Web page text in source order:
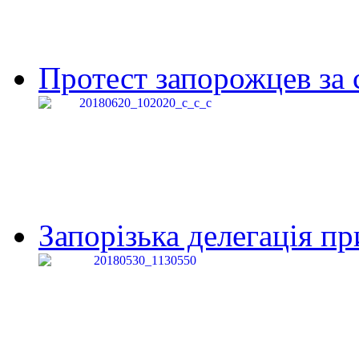
Протест запорожцев за
Запорізька делегація